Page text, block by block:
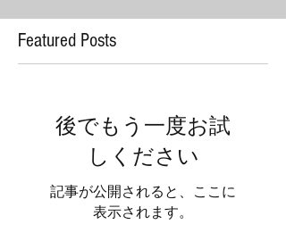
Featured Posts
後でもう一度お試
しください
記事が公開されると、ここに
表示されます。